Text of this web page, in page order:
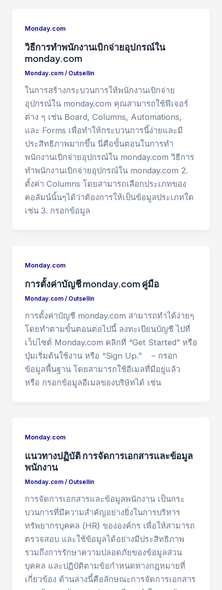
Monday.com
วิธีการทำพนักงานเบิกจ่ายอุปกรณ์ใน
monday.com
Monday.com/ Outsellin
ในการสร้างกระบวนการให้พนักงานเบิกจ่าย
อุปกรณ์ใน monday.com คุณสามารถใช้ฟีเจอร์
ต่าง ๆ เช่น Board, Columns, Automations,
และ Forms เพื่อทำให้กระบวนการนี้ง่ายและมี
ประสิทธิภาพมากขึ้น นี่คือขั้นตอนในการทำ
พนักงานเบิกจ่ายอุปกรณ์ใน monday.com วิธีการ
ทำพนักงานเบิกจ่ายอุปกรณ์ใน monday.com 2.
ตั้งค่า Columns โดยสามารถเลือกประเภทของ
คอลัมน์นั้นๆได้ว่าต้องการให้เป็นข้อมูลประเภทใด
เช่น 3. กรอกข้อมูล
Monday.com
การตั้งค่าบัญชี monday.com คู่มือ
Monday.com/ Outsellin
การตั้งค่าบัญชี monday.com สามารถทำได้ง่ายๆ
โดยทำตามขั้นตอนต่อไปนี้ ลงทะเบียนบัญชี ไปที่
เว็บไซต์ Monday.com คลิกที่ “Get Started” หรือ
ปุ่มเริ่มต้นใช้งาน หรือ “Sign Up.” – กรอก
ข้อมูลพื้นฐาน โดยสามารถใช้อีเมลที่มีอยู่แล้ว
หรือ กรอกข้อมูลอีเมลของบริษัทได้ เช่น
Monday.com
แนวทางปฏิบัติ การจัดการเอกสารและข้อมูล
พนักงาน
Monday.com/ Outsellin
การจัดการเอกสารและข้อมูลพนักงาน เป็นกระ
บวนการที่มีความสำคัญอย่างยิ่งในการบริหาร
ทรัพยากรบุคคล (HR) ขององค์กร เพื่อให้สามารถ
ตรวจสอบ และใช้ข้อมูลได้อย่างมีประสิทธิภาพ
รวมถึงการรักษาความปลอดภัยของข้อมูลส่วน
บุคคล และปฏิบัติตามข้อกำหนดทางกฎหมายที่
เกี่ยวข้อง ด้านล่างนี้คือลักษณะการจัดการเอกสาร